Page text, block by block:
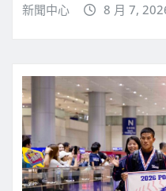
新聞中心 8 月 7,